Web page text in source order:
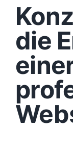
Content
Funktionen
Aufbau
die